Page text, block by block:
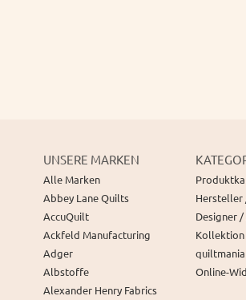
UNSERE MARKEN
Alle Marken
Abbey Lane Quilts
AccuQuilt
Ackfeld Manufacturing
Adger
Albstoffe
Alexander Henry Fabrics
Hersteller
Designer
Online-